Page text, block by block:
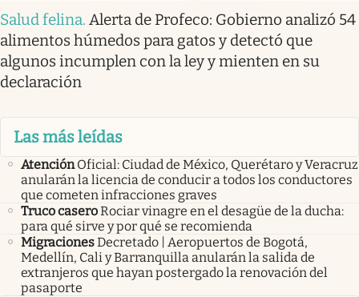
Salud felina. Alerta de Profeco: Gobierno analizó 54
alimentos húmedos para gatos y detectó que
algunos incumplen con la ley y mienten en su
declaración
Las más leídas
Atención Oficial: Ciudad de México, Querétaro y Veracruz
anularán la licencia de conducir a todos los conductores
que cometen infracciones graves
Truco caseroRociar vinagre en el desagüe de la ducha:
para qué sirve y por qué se recomienda
MigracionesDecretado | Aeropuertos de Bogotá,
Medellín, Cali y Barranquilla anularán la salida de
extranjeros que hayan postergado la renovación del
pasaporte